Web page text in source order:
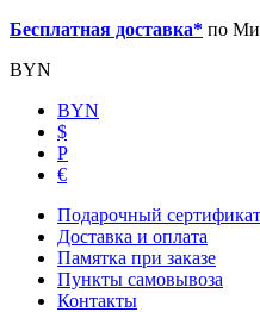
Бесплатная доставка* по
BYN
BYN
$
Р
€
Подарочный сертификат
Доставка и оплата
Памятка при заказе
Пункты самовывоза
Контакты